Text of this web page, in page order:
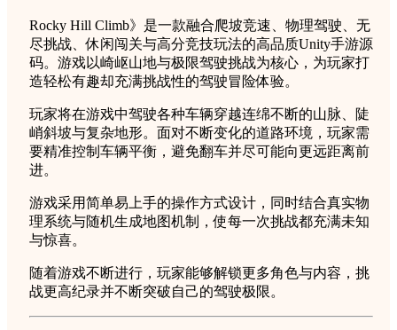
速
手
游
项
支
持
安
卓
quantity
Rocky Hill Climb》是一款融合爬坡竞速、物理驾驶、无
尽挑战、休闲闯关与高分竞技玩法的高品质Unity手游源
码。游戏以崎岖山地与极限驾驶挑战为核心，为玩家打
造轻松有趣却充满挑战性的驾驶冒险体验。
玩家将在游戏中驾驶各种车辆穿越连绵不断的山脉、陡
峭斜坡与复杂地形。面对不断变化的道路环境，玩家需
要精准控制车辆平衡，避免翻车并尽可能向更远距离前
进。
游戏采用简单易上手的操作方式设计，同时结合真实物
理系统与随机生成地图机制，使每一次挑战都充满未知
与惊喜。
随着游戏不断进行，玩家能够解锁更多角色与内容，挑
战更高纪录并不断突破自己的驾驶极限。